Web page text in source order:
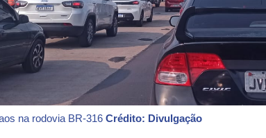
na rodovia BR-316 Crédito: Divulgação